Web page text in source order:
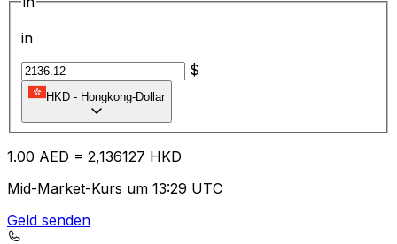
in
$
HKD - Hongkong-Dollar
1.00 AED = 2,136127 HKD
Mid-Market-Kurs um 13:29 UTC
Geld senden